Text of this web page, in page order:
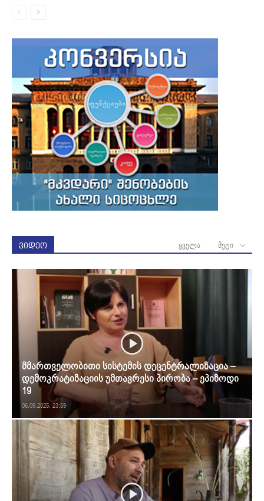
ვიდეო ყველა მეტი
მმართველობითი სისტემის დეცენტრალიზაცია –
დემოკრატიზაციის უმთავრესი პირობა – ეპიზოდი
19
06.09.2025. 23:59